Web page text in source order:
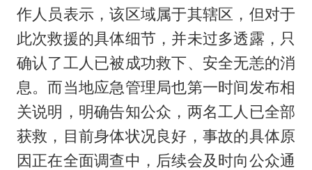
作人员表示，该区域属于其辖区，但对于
此次救援的具体细节，并未过多透露，只
确认了工人已被成功救下、安全无恙的消
息。而当地应急管理局也第一时间发布相
关说明，明确告知公众，两名工人已全部
获救，目前身体状况良好，事故的具体原
因正在全面调查中，后续会及时向公众通